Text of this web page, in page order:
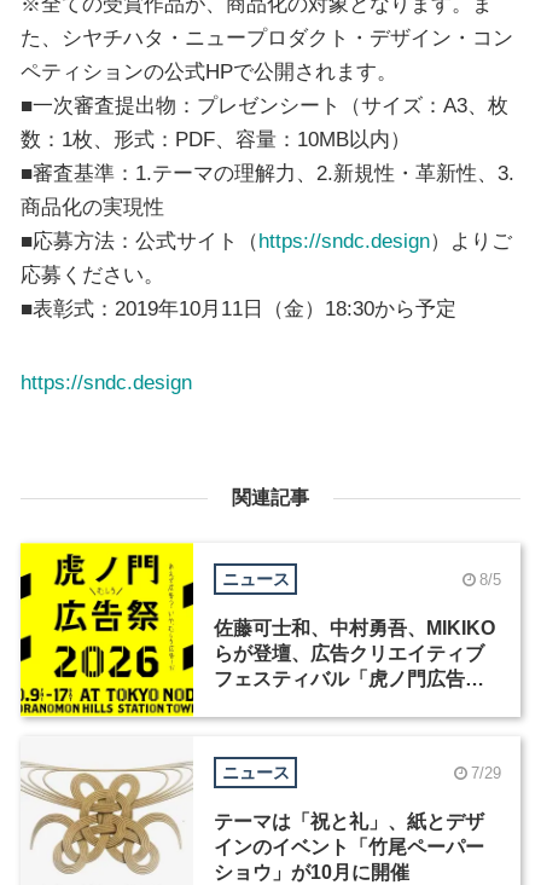
た、シヤチハタ・ニュープロダクト・デザイン・コン
ペティションの公式HPで公開されます。
■一次審査提出物：プレゼンシート（サイズ：A3、枚
数：1枚、形式：PDF、容量：10MB以内）
■審査基準：1.テーマの理解力、2.新規性・革新性、3.
商品化の実現性
■応募方法：公式サイト（https://sndc.design）よりご
応募ください。
■表彰式：2019年10月11日（金）18:30から予定
https://sndc.design
関連記事
ニュース 8/5
佐藤可士和、中村勇吾、MIKIKO
らが登壇、広告クリエイティブ
フェスティバル「虎ノ門広告
ニュース 7/29
テーマは「祝と礼」、紙とデザ
インのイベント「竹尾ペーパー
ショウ」が10月に開催